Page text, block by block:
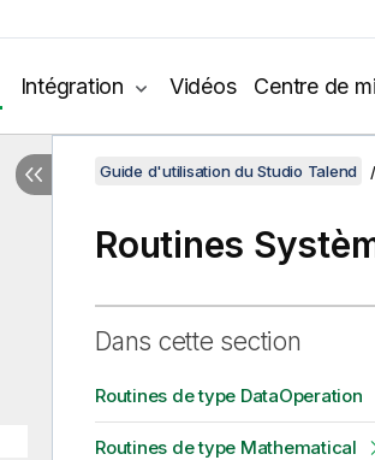
Intégration Vidéos Centre de
Guide d'utilisation du Studio Talend
Routines
Dans cette section
Routines de type DataOperation
Routines de type Mathematical